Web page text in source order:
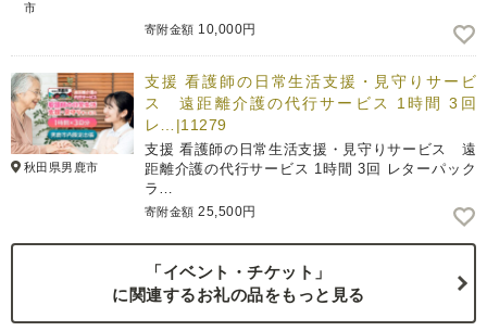
市
寄附金額 10,000円
秋田県男鹿市
支援 看護師の日常生活支援・見守りサービ
ス 遠距離介護の代行サービス 1時間 3回
レ…|11279
支援 看護師の日常生活支援・見守りサービス 遠
距離介護の代行サービス 1時間 3回 レターパック
ラ…
寄附金額 25,500円
「イベント・チケット」
に関連するお礼の品をもっと見る